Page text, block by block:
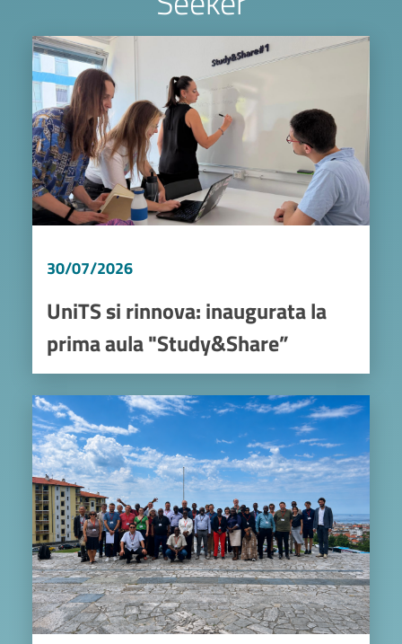
Image
30/07/2026
UniTS si rinnova: inaugurata la
prima aula "Study&Share”
Image